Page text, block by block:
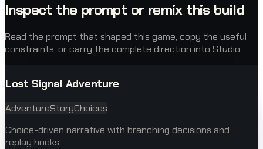
Inspect the prompt or remix this build
Read the prompt that shaped this game, copy the useful
constraints, or carry the complete direction into Studio.
Lost Signal Adventure
AdventureStoryChoices
Choice-driven narrative with branching decisions and
replay hooks.